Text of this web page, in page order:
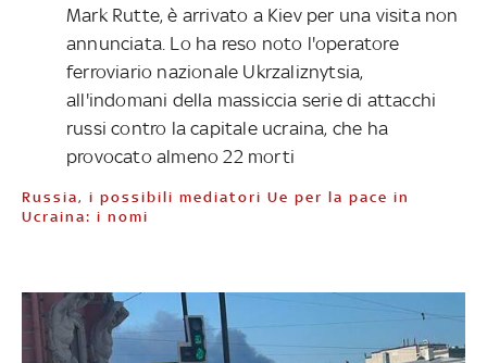
Mark Rutte, è arrivato a Kiev per una visita non
annunciata. Lo ha reso noto l'operatore
ferroviario nazionale Ukrzaliznytsia,
all'indomani della massiccia serie di attacchi
russi contro la capitale ucraina, che ha
provocato almeno 22 morti
Russia, i possibili mediatori Ue per la pace in
Ucraina: i nomi